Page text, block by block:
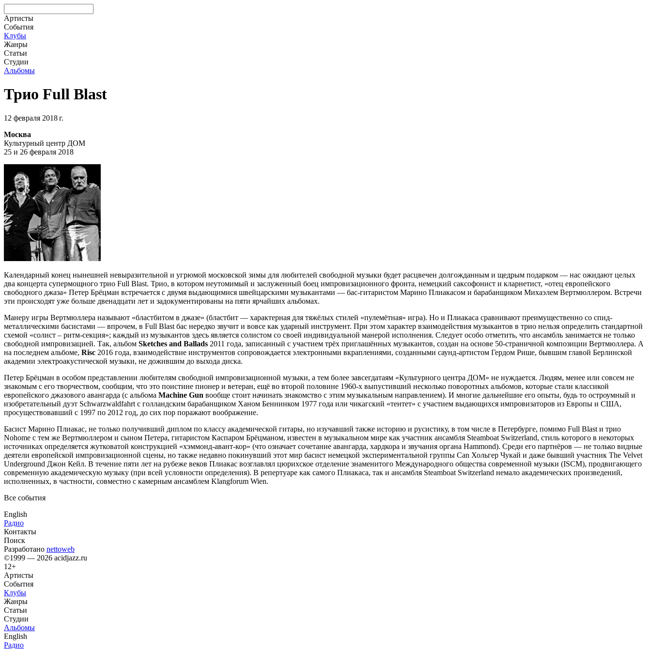
Артисты
События
Клубы
Жанры
Статьи
Студии
Альбомы
Трио Full Blast
12 февраля 2018 г.
Москва
Культурный центр ДОМ
25 и 26 февраля 2018
Календарный конец нынешней невыразительной и угрюмой московской зимы для любителей свободной музыки будет расцвечен долгожданным и щедрым подарком — нас ожидают целых
два концерта супермощного трио Full Blast. Трио, в котором неутомимый и заслуженный боец импровизационного фронта, немецкий саксофонист и кларнетист, «отец европейского
свободного джаза» Петер Брёцман встречается с двумя выдающимися швейцарскими музыкантами — бас-гитаристом Марино Плиакасом и барабанщиком Михаэлем Вертмюллером. Встречи
эти происходят уже больше двенадцати лет и задокументированы на пяти ярчайших альбомах.
Манеру игры Вертмюллера называют «бластбитом в джазе» (бластбит — характерная для тяжёлых стилей «пулемётная» игра). Но и Плиакаса сравнивают преимущественно со спид-
металлическими басистами — впрочем, в Full Blast бас нередко звучит и вовсе как ударный инструмент. При этом характер взаимодействия музыкантов в трио нельзя определить стандартной
схемой «солист – ритм-секция»; каждый из музыкантов здесь является солистом со своей индивидуальной манерой исполнения. Следует особо отметить, что ансамбль занимается не только
свободной импровизацией. Так, альбом Sketches and Ballads 2011 года, записанный с участием трёх приглашённых музыкантов, создан на основе 50-страничной композиции Вертмюллера. А
на последнем альбоме, Risc 2016 года, взаимодействие инструментов сопровождается электронными вкраплениями, созданными саунд-артистом Гердом Рише, бывшим главой Берлинской
академии электроакустической музыки, не дожившим до выхода диска.
Петер Брёцман в особом представлении любителям свободной импровизационной музыки, а тем более завсегдатаям «Культурного центра ДОМ» не нуждается. Людям, менее или совсем не
знакомым с его творчеством, сообщим, что это поистине пионер и ветеран, ещё во второй половине 1960-х выпустивший несколько поворотных альбомов, которые стали классикой
европейского джазового авангарда (с альбома Machine Gun вообще стоит начинать знакомство с этим музыкальным направлением). И многие дальнейшие его опыты, будь то остроумный и
изобретательный дуэт Schwarzwaldfahrt с голландским барабанщиком Ханом Беннинком 1977 года или чикагский «тентет» с участием выдающихся импровизаторов из Европы и США,
просуществовавший с 1997 по 2012 год, до сих пор поражают воображение.
Басист Марино Плиакас, не только получивший диплом по классу академической гитары, но изучавший также историю и русистику, в том числе в Петербурге, помимо Full Blast и трио
Nohome с тем же Вертмюллером и сыном Петера, гитаристом Каспаром Брёцманом, известен в музыкальном мире как участник ансамбля Steamboat Switzerland, стиль которого в некоторых
источниках определяется жутковатой конструкцией «хэммонд-авант-кор» (что означает сочетание авангарда, хардкора и звучания органа Hammond). Среди его партнёров — не только видные
деятели европейской импровизационной сцены, но также недавно покинувший этот мир басист немецкой экспериментальной группы Can Хольгер Чукай и даже бывший участник The Velvet
Underground Джон Кейл. В течение пяти лет на рубеже веков Плиакас возглавлял цюрихское отделение знаменитого Международного общества современной музыки (ISCM), продвигающего
современную академическую музыку (при всей условности определения). В репертуаре как самого Плиакаса, так и ансамбля Steamboat Switzerland немало академических произведений,
исполненных, в частности, совместно с камерным ансамблем Klangforum Wien.
Все события
English
Радио
Контакты
Поиск
Разработано nettoweb
©1999 — 2026 acidjazz.ru
12+
Артисты
События
Клубы
Жанры
Статьи
Студии
Альбомы
English
Радио